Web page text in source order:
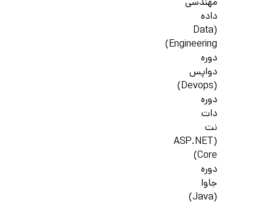
مهندسی
داده
(Data
Engineering)
دوره
دواپس
(Devops)
دوره
دات
نت
(ASP.NET
Core)
دوره
جاوا
(Java)